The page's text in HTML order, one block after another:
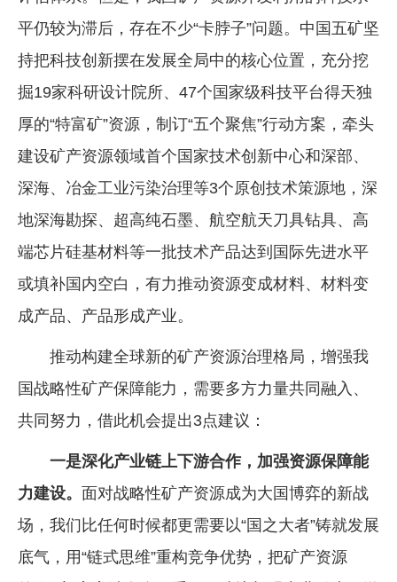
平仍较为滞后，存在不少“卡脖子”问题。中国五矿坚
持把科技创新摆在发展全局中的核心位置，充分挖
掘19家科研设计院所、47个国家级科技平台得天独
厚的“特富矿”资源，制订“五个聚焦”行动方案，牵头
建设矿产资源领域首个国家技术创新中心和深部、
深海、冶金工业污染治理等3个原创技术策源地，深
地深海勘探、超高纯石墨、航空航天刀具钻具、高
端芯片硅基材料等一批技术产品达到国际先进水平
或填补国内空白，有力推动资源变成材料、材料变
成产品、产品形成产业。
推动构建全球新的矿产资源治理格局，增强我
国战略性矿产保障能力，需要多方力量共同融入、
共同努力，借此机会提出3点建议：
一是深化产业链上下游合作，加强资源保障能
力建设。 面对战略性矿产资源成为大国博弈的新战
场，我们比任何时候都更需要以“国之大者”铸就发展
底气，用“链式思维”重构竞争优势，把矿产资源